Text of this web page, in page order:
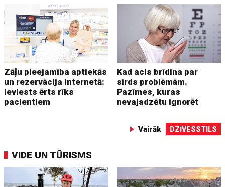
Zāļu pieejamība aptiekās
un rezervācija internetā:
ieviests ērts rīks
pacientiem
Kad acis brīdina par
sirds problēmām.
Pazīmes, kuras
nevajadzētu ignorēt
Vairāk DZĪVESSTILS
VIDE UN TŪRISMS